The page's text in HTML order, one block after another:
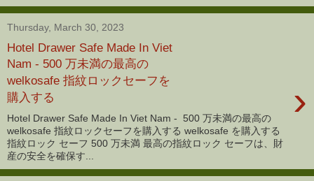
Thursday, March 30, 2023
Hotel Drawer Safe Made In Viet
Nam - 500 万未満の最高の
welkosafe 指紋ロックセーフを
購入する
›
Hotel Drawer Safe Made In Viet Nam - 500 万未満の最高の
welkosafe 指紋ロックセーフを購入する welkosafe を購入する
指紋ロック セーフ 500 万未満 最高の指紋ロック セーフは、財
産の安全を確保す...